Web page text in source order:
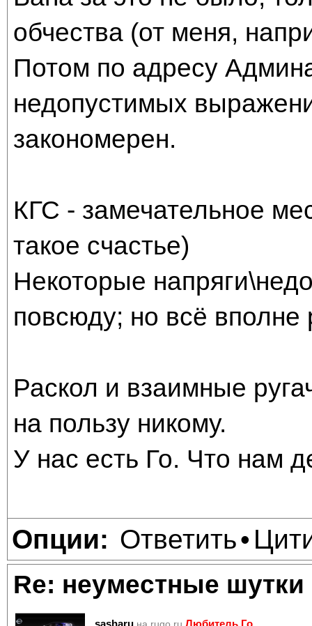
обчества (от меня,
Потом по адресу
недопустимых
закономерен.
КГС - замечательное
такое счастье)
Некоторые
повсюду; но всё
Раскол и взаимные
на пользу никому.
У нас есть Го. Что нам
Опции: Ответить•
Re: неуместные шутки